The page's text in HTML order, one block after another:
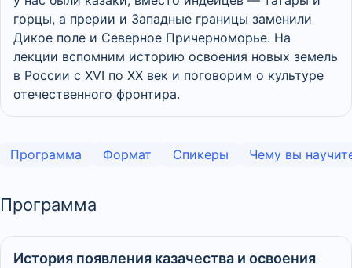
горцы, а прерии и Западные границы заменили
Дикое поле и Северное Причерноморье. На
лекции вспомним историю освоения новых земель
в России с XVI по XX век и поговорим о культуре
отечественного фронтира.
Программа Формат Спикеры Чему вы
Программа
История появления казачества и освоения